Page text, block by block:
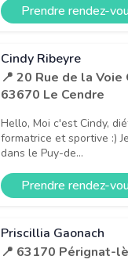
Prendre rendez-
Cindy Ribeyre
📍 20 Rue de la Voie
63670 Le Cendre
Hello, Moi c'est Cindy,
formatrice et sportive :)
dans le Puy-de...
Prendre rendez-
Priscillia Gaonach
📍 63170 Pérignat-